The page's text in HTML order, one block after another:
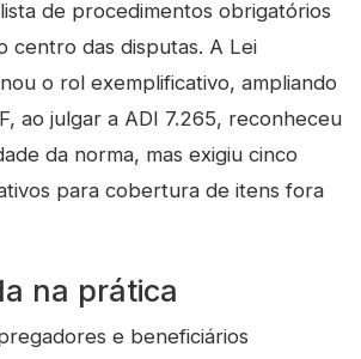
de procedimentos obrigatórios
das disputas. A Lei
o rol exemplificativo, ampliando
ao julgar a ADI 7.265, reconheceu
da norma, mas exigiu cinco
para cobertura de itens fora
na prática
e beneficiários